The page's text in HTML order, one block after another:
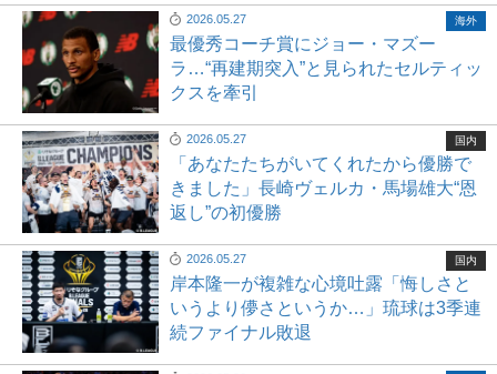
2026.05.27
最優秀コーチ賞にジョー・マズー
ラ…“再建期突入”と見られたセルティッ
クスを牽引
海外
2026.05.27
「あなたたちがいてくれたから優勝で
きました」長崎ヴェルカ・馬場雄大“恩
返し”の初優勝
国内
2026.05.27
岸本隆一が複雑な心境吐露「悔しさと
いうより儚さというか…」琉球は3季連
続ファイナル敗退
国内